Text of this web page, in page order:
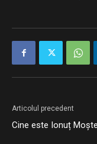
Articolul precedent
Cine este Ionuț